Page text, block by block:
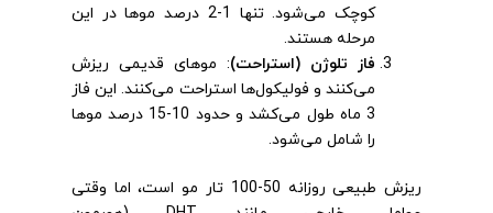
کوچک می‌شود. تنها 1-2 درصد موها در این
مرحله هستند.
فاز تلوژن (استراحت): موهای قدیمی ریزش
می‌کنند و فولیکول‌ها استراحت می‌کنند. این فاز
3 ماه طول می‌کشد و حدود 10-15 درصد موها
را شامل می‌شود.
ریزش طبیعی روزانه 50-100 تار مو است، اما وقتی